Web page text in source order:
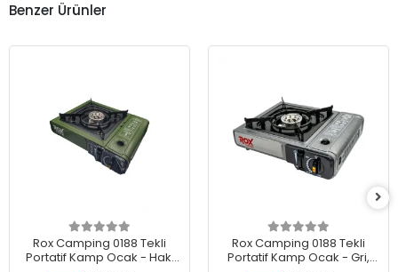
Benzer Ürünler
Rox Camping 0188 Tekli
Portatif Kamp Ocak - Haki
Rox Camping 0188 Tekli
Portatif Kamp Ocak - Gri,